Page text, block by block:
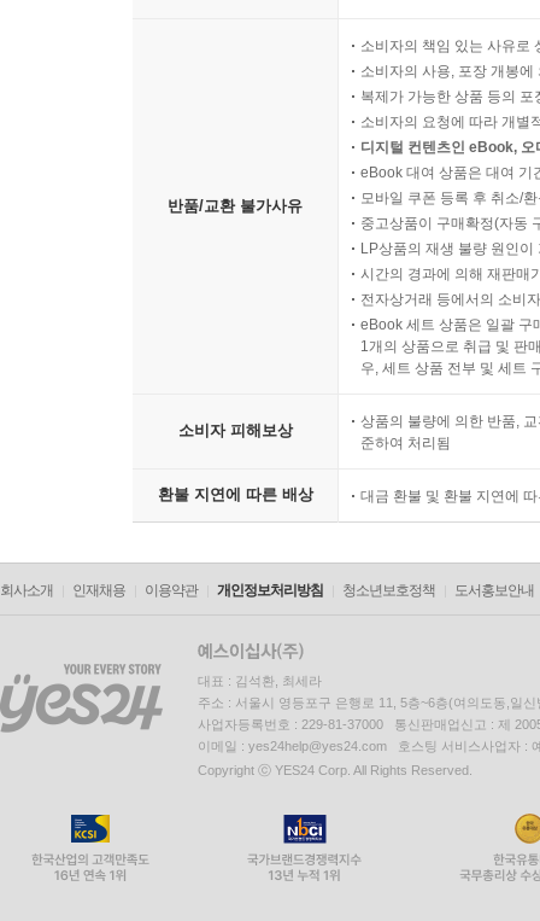
반품/교환 불가사유
소비자의 책임 있는 사유로
소비자의 사용, 포장 개봉
복제가 가능한 상품 등의
소비자의 요청에 따라 개별
디지털 컨텐츠인 eBook,
eBook 대여 상품은 대여 기
모바일 쿠폰 등록 후 취소/
중고상품이 구매확정(자동
LP상품의 재생 불량 원인
시간의 경과에 의해 재판매
전자상거래 등에서의 소비
eBook 세트 상품은 일괄 구
1개의 상품으로 취급 및 판
우, 세트 상품 전부 및 세트
소비자 피해보상
상품의 불량에 의한 반품,
준하여 처리됨
환불 지연에 따른 배상 대금 환불 및 환불 지연에
회사소개 인재채용 이용약관 개인정보처리방침 청소년보호정책 도서홍보안내
대표 : 김석환, 최세라
주소 : 서울시 영등포구 은행로 11, 5층~6층(여의도동,일신
사업자등록번호 : 229-81-37000 통신판매업신고 : 제
이메일 : yes24help@yes24.com 호스팅 서비스사업자 :
Copyright ⓒ YES24 Corp. All Rights Reserved.